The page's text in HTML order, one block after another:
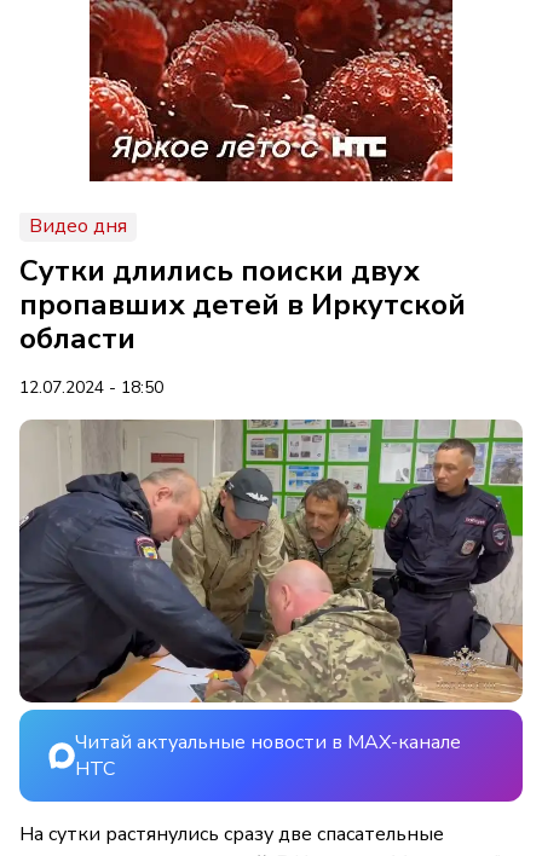
Видео дня
Сутки длились поиски двух
пропавших детей в Иркутской
области
12.07.2024 - 18:50
Читай актуальные новости в MAX-канале
НТС
На сутки растянулись сразу две спасательные